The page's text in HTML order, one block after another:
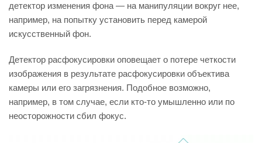
детектор изменения фона — на манипуляции вокруг нее,
например, на попытку установить перед камерой
искусственный фон.
Детектор расфокусировки оповещает о потере четкости
изображения в результате расфокусировки объектива
камеры или его загрязнения. Подобное возможно,
например, в том случае, если кто-то умышленно или по
неосторожности сбил фокус.